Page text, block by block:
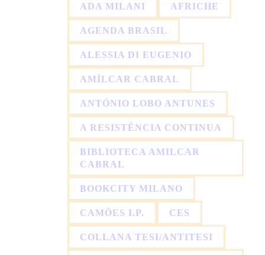
ADA MILANI AFRICHE
AGENDA BRASIL
ALESSIA DI EUGENIO
AMÍLCAR CABRAL
ANTÓNIO LOBO ANTUNES
A RESISTÊNCIA CONTINUA
BIBLIOTECA AMILCAR
CABRAL
BOOKCITY MILANO
CAMÕES I.P. CES
COLLANA TESI/ANTITESI